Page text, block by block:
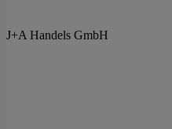
J+A Handels GmbH